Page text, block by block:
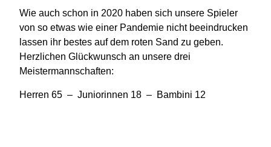
Wie auch schon in 2020 haben sich unsere Spieler
von so etwas wie einer Pandemie nicht beeindrucken
lassen ihr bestes auf dem roten Sand zu geben.
Herzlichen Glückwunsch an unsere drei
Meistermannschaften:
Herren 65 – Juniorinnen 18 – Bambini 12